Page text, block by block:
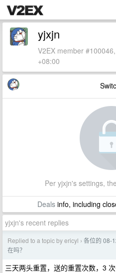
yjxjn
V2EX member
+08:00
Per yjxjn's settings,
Dealsinfo, including
yjxjn's recent replies
Replied to a topic by ericyl › 各位的 08-
在吗？
三天两头重置，送的重置次数，3